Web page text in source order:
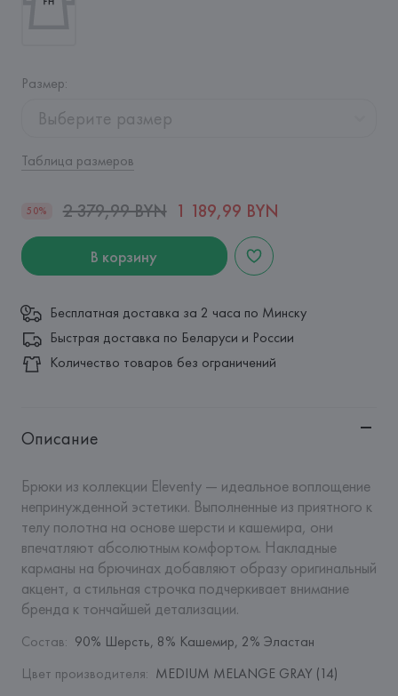
Размер:
Выберите размер
Таблица размеров
50% 2 379,99 BYN 1 189,99 BYN
В корзину
Бесплатная доставка за 2 часа по Минску
Быстрая доставка по Беларуси и России
Количество товаров без ограничений
Описание
Брюки из коллекции Eleventy — идеальное воплощение
непринужденной эстетики. Выполненные из приятного к
телу полотна на основе шерсти и кашемира, они
впечатляют абсолютным комфортом. Накладные
карманы на брючинах добавляют образу оригинальный
акцент, а стильная строчка подчеркивает внимание
бренда к тончайшей детализации.
Состав: 90% Шерсть, 8% Кашемир, 2% Эластан
Цвет производителя: MEDIUM MELANGE GRAY (14)